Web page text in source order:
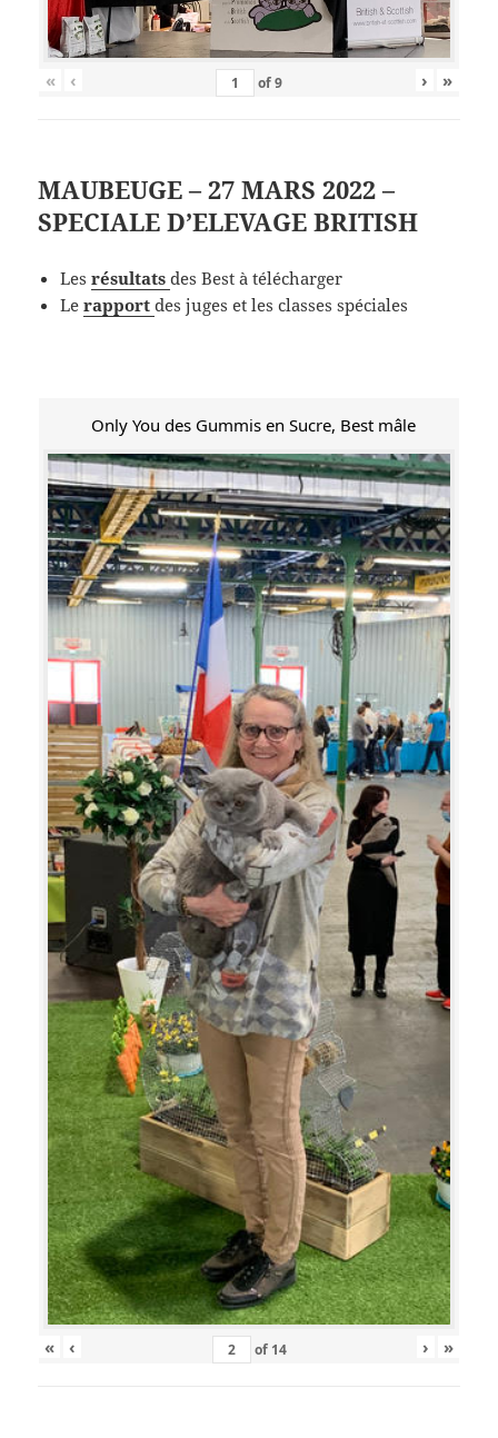
« ‹ of9 › »
MAUBEUGE – 27 MARS 2022 –
SPECIALE D’ELEVAGE BRITISH
Lesrésultats des Best à télécharger
Lerapportdes juges et les classes spéciales
Only You des Gummis en Sucre, Best mâle
« ‹ of 14 › »